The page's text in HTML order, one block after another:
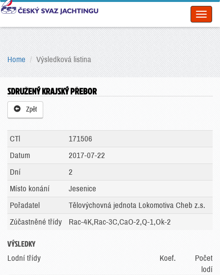
Home Výsledková listina
SDRUŽENÝ KRAJSKÝ PŘEBOR
Zpět
CTl
171506
Datum
2017-07-22
Dní
2
Místo konání
Jesenice
Pořadatel
Tělovýchovná jednota Lokomotiva Cheb z.s.
Zúčastněné třídy
Rac-4K,Rac-3C,CaO-2,Q-1,Ok-2
VÝSLEDKY
Lodní třídy Koef.
Počet
lodí